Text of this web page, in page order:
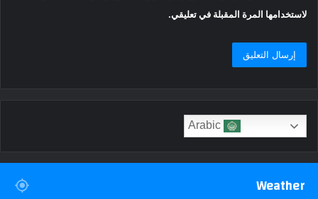
لاستخدامها المرة المقبلة في تعليقي.
Weather